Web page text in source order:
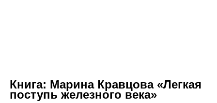
Книга: Марина Кравцова «Легкая
поступь железного века»